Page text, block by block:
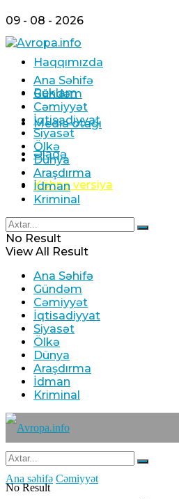
09 - 08 - 2026
Haqqımızda
Reklam
Media otağı
Əlaqə
Köhnə versiya
Ana Səhifə
Gündəm
Cəmiyyət
İqtisadiyyat
Siyasət
Ölkə
Dünya
Araşdırma
İdman
Kriminal
No Result
View All Result
Ana Səhifə
Gündəm
Cəmiyyət
İqtisadiyyat
Siyasət
Ölkə
Dünya
Araşdırma
İdman
Kriminal
No Result
Ana səhifə Cəmiyyət